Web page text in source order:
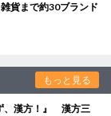
貨まで約30ブランド
もっと見る
、漢方！』 漢方三